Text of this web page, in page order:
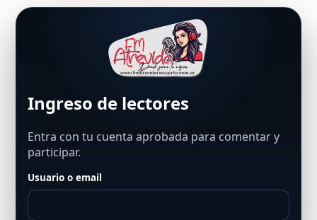
Ingreso de lectores
Entra con tu cuenta aprobada para comentar y
participar.
Usuario o email